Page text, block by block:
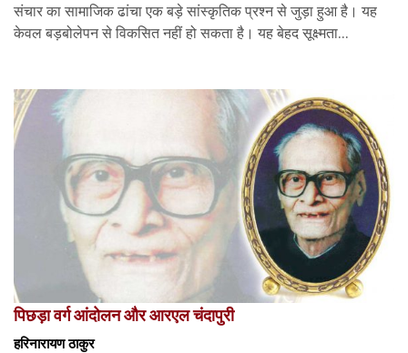
संचार का सामाजिक ढांचा एक बड़े सांस्कृतिक प्रश्न से जुड़ा हुआ है। यह
केवल बड़बोलेपन से विकसित नहीं हो सकता है। यह बेहद सूक्ष्मता...
पिछड़ा वर्ग आंदोलन और आरएल चंदापुरी
हरिनारायण ठाकुर